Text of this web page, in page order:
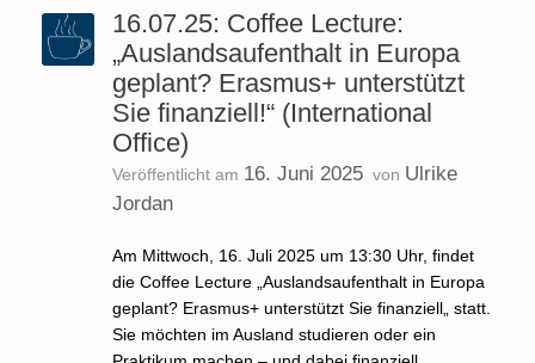
16.07.25: Coffee Lecture:
„Auslandsaufenthalt in Europa
geplant? Erasmus+ unterstützt
Sie finanziell!“ (International
Office)
Veröffentlicht am 16. Juni 2025 von Ulrike
Jordan
Am Mittwoch, 16. Juli 2025 um 13:30 Uhr, findet
die Coffee Lecture „Auslandsaufenthalt in Europa
geplant? Erasmus+ unterstützt Sie finanziell„ statt.
Sie möchten im Ausland studieren oder ein